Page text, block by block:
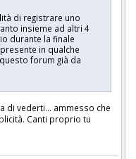
di registrare uno
insieme ad altri 4
durante la finale
in qualche
forum già da
di vederti... ammesso che
Canti proprio tu